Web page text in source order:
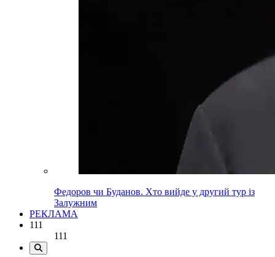
Федоров чи Буданов. Хто вийде у другий тур із
Залужним
РЕКЛАМА
111
111